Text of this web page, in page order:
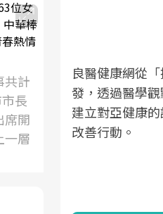
共計
長
席開
一層
快速
國家
「長
全民
是醫
站式
動，
良醫健康網從
發，透過醫學
建立對亞健康
改善行動。